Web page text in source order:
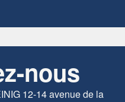
nous
12-14 avenue de la